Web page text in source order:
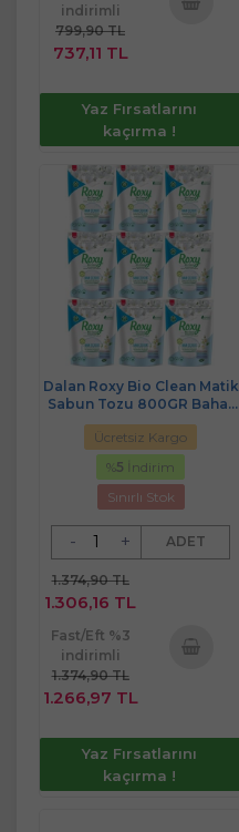
indirimli
799,90 TL
737,11 TL
Yaz Fırsatlarını
kaçırma !
Dalan Roxy Bio Clean Matik
Sabun Tozu 800GR Bahar
Çiçekleri (9 Lu Set) (234
Yıkama)
Ücretsiz Kargo
%5 İndirim
Sınırlı Stok
- + ADET
1.374,90 TL
1.306,16 TL
Fast/Eft %3
indirimli
1.374,90 TL
1.266,97 TL
Yaz Fırsatlarını
kaçırma !